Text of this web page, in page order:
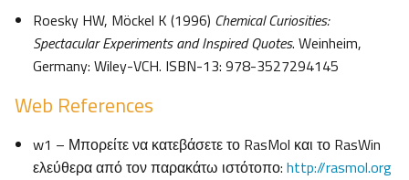
Roesky HW, Möckel K (1996) Chemical Curiosities:
Spectacular Experiments and Inspired Quotes. Weinheim,
Germany: Wiley-VCH. ISBN-13: 978-3527294145
Web References
w1 – Μπορείτε να κατεβάσετε το RasMol και το RasWin
ελεύθερα από τον παρακάτω ιστότοπο: http://rasmol.org